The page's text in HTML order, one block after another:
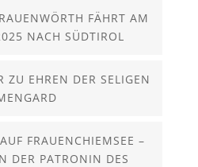
FÄHRT AM
NACH SÜDTIROL
ZU EHREN DER SELIGEN
FRAUENCHIEMSEE –
DER PATRONIN DES